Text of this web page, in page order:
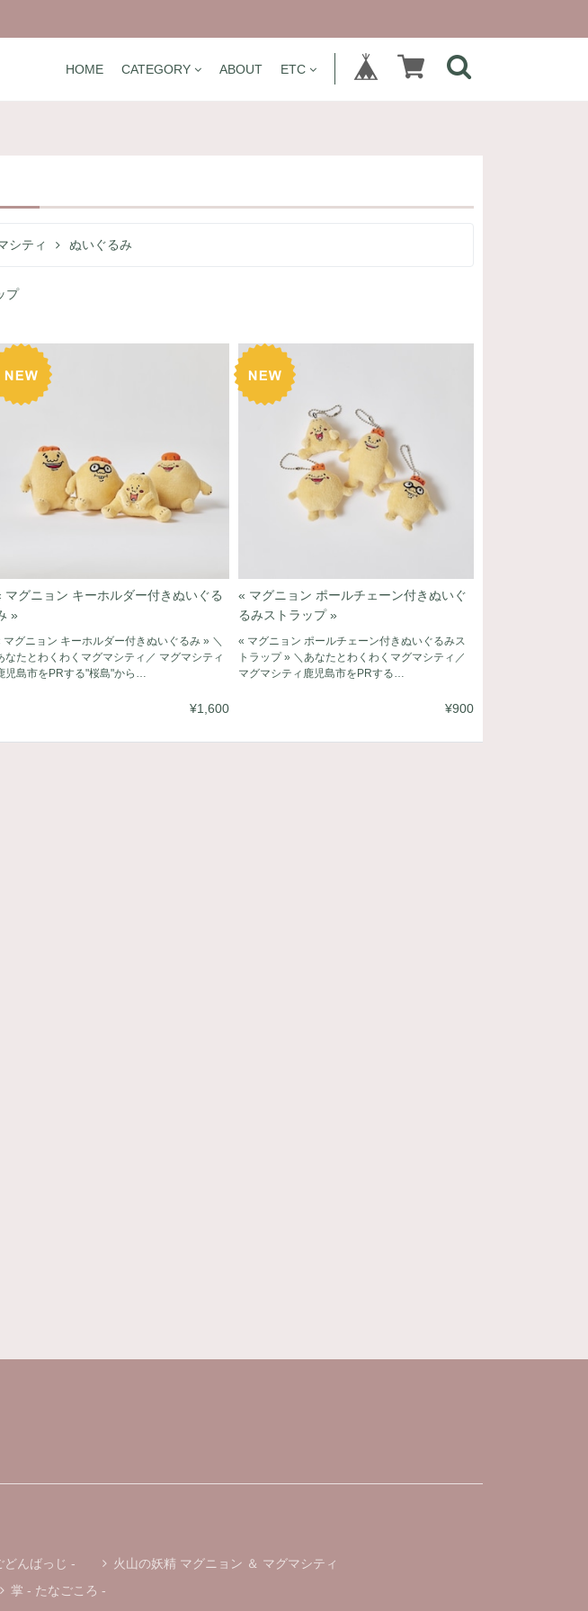
HOME CATEGORY ABOUT ETC
シティ ぬいぐるみ
プ
マグニョン キーホルダー付きぬいぐる
»
マグニョン キーホルダー付きぬいぐるみ » ＼
なたとわくわくマグマシティ／ マグマシティ
児島市をPRする"桜島"から…
¥1,600
« マグニョン ポールチェーン付きぬいぐ
るみストラップ »
« マグニョン ポールチェーン付きぬいぐるみス
トラップ » ＼あなたとわくわくマグマシティ／
マグマシティ鹿児島市をPRする…
¥900
どんばっじ -
火山の妖精 マグニョン ＆ マグマシティ
掌 - たなごころ -